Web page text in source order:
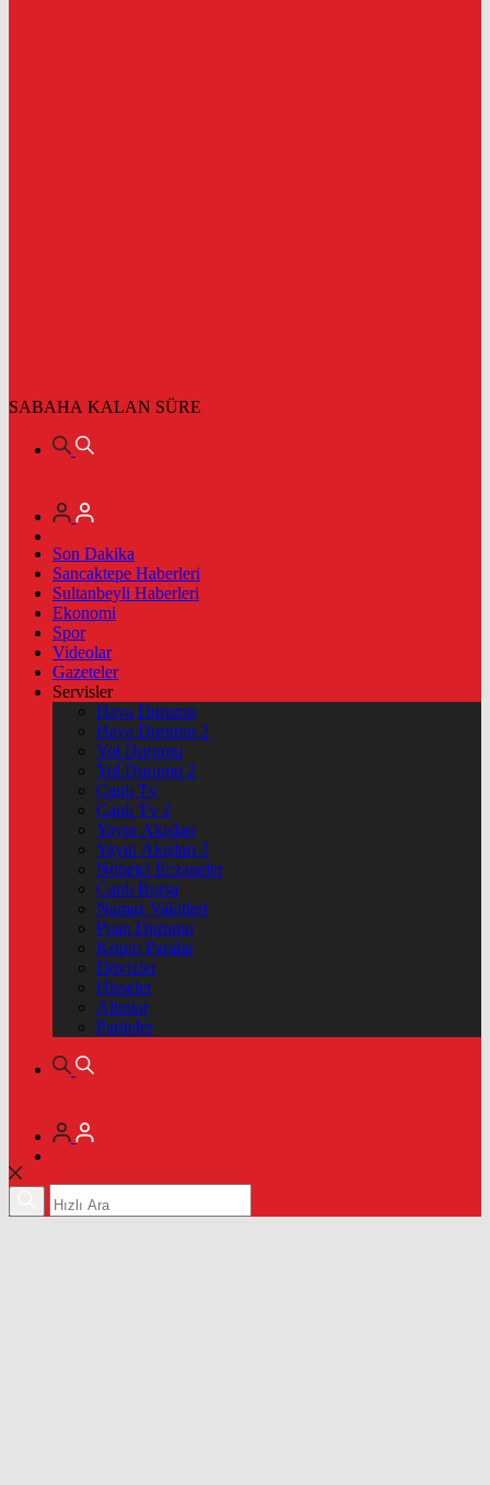
SABAHA KALAN SÜRE
Son Dakika
Sancaktepe Haberleri
Sultanbeyli Haberleri
Ekonomi
Spor
Videolar
Gazeteler
Servisler
Hava Durumu
Hava Durumu 2
Yol Durumu
Yol Durumu 2
Canlı Tv
Canlı Tv 2
Yayın Akışları
Yayın Akışları 2
Nöbetçi Eczaneler
Canlı Borsa
Namaz Vakitleri
Puan Durumu
Kripto Paralar
Dövizler
Hisseler
Altınlar
Pariteler